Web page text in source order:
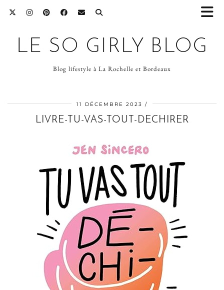
LE SO GIRLY BLOG
Blog lifestyle à La Rochelle et Bordeaux
11 DÉCEMBRE 2023
LIVRE-TU-VAS-TOUT-DECHIRER